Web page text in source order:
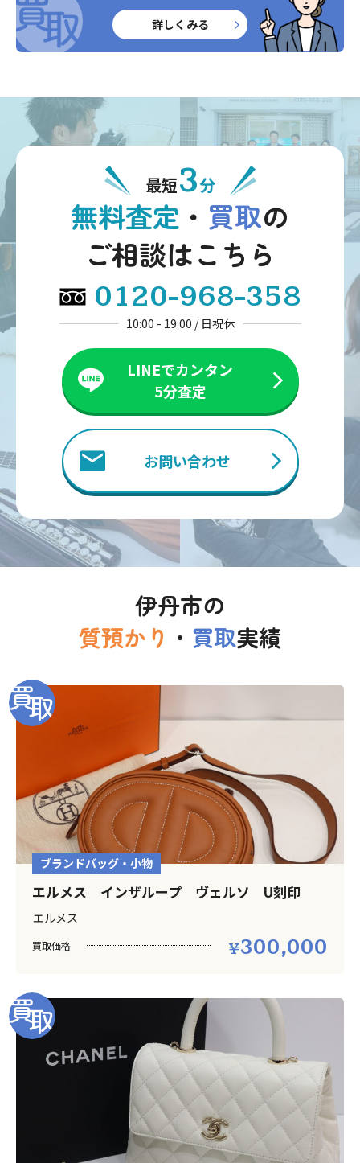
詳しくみる
最短3分
無料査定 ・ 買取の
ご相談はこちら
0120-968-358
10:00 - 19:00 / 日祝休
LINEでカンタン
5分査定
お問い合わせ
伊丹市の
質預かり ・ 買取実績
ブランドバッグ・小物
エルメス インザループ ヴェルソ U刻印
エルメス
買取価格 300,000